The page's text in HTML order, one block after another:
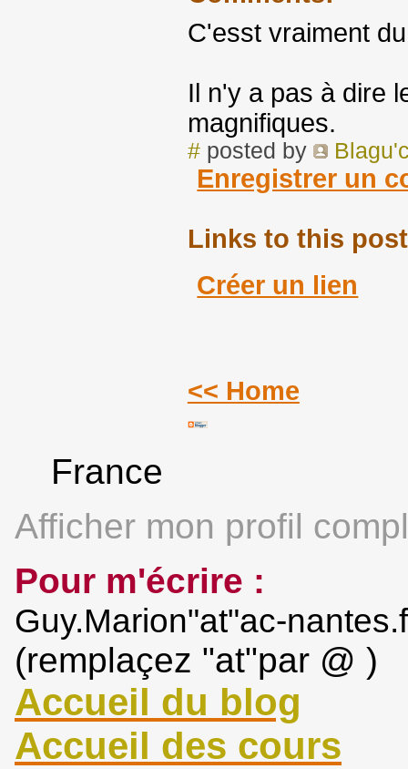
C'esst vraiment
Il n'y a pas à dire
magnifiques.
#posted by
Enregistrer un
Links to this
Créer un lien
<< Home
France
Afficher mon profil
Pour m'écrire :
Guy.Marion"at"ac-
(remplaçez "at"par @ )
Accueil du blog
Accueil des cours